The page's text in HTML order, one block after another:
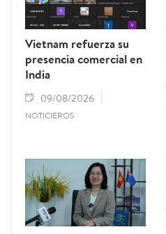
Vietnam refuerza su
presencia comercial en
India
09/08/2026
NOTICIEROS